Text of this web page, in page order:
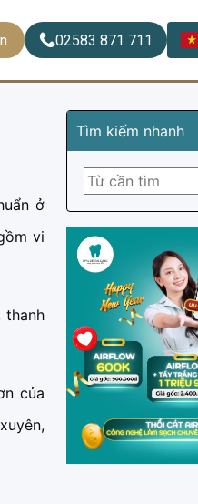
02583 871 711
ở
vi
thanh
của
Tìm kiếm nhanh